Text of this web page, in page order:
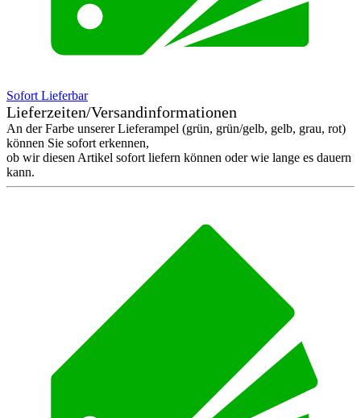
Sofort Lieferbar
Lieferzeiten/Versandinformationen
An der Farbe unserer Lieferampel (grün, grün/gelb, gelb, grau, rot)
können Sie sofort erkennen,
ob wir diesen Artikel sofort liefern können oder wie lange es dauern
kann.